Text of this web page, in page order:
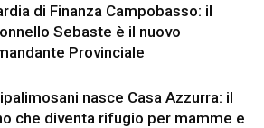
di Finanza Campobasso: il
Sebaste è il nuovo
Provinciale
nasce Casa Azzurra: il
che diventa rifugio per mamme e